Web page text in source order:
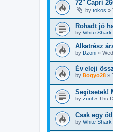
72" Capri
by tokos »
Rohadt jó
by White Shark
Alkatrész
by Dzoni »
Év eleji
by Bogyo28 »
Segítsetek!
by Zool » Thu
Csak egy
by White Shark